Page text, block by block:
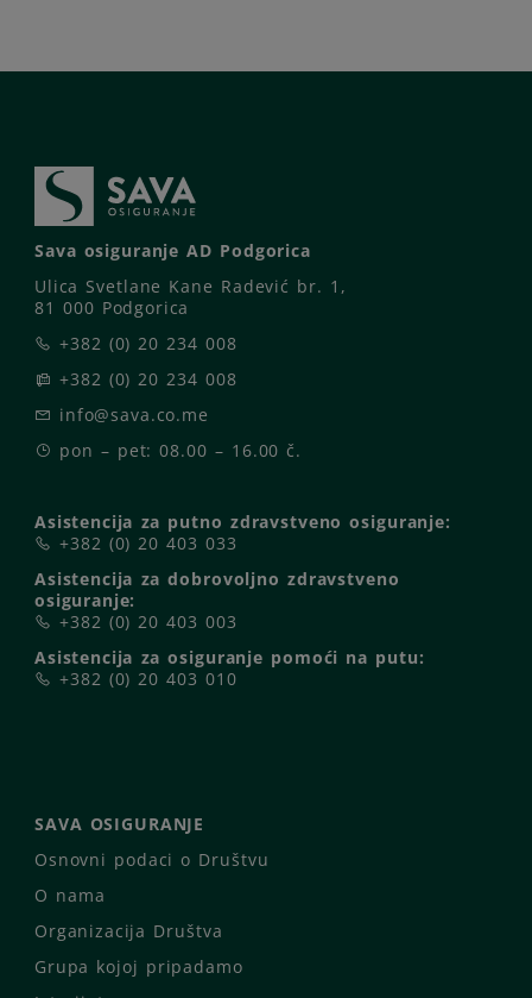
Sava osiguranje AD Podgorica
Ulica Svetlane Kane Radević br. 1,
81 000 Podgorica
+382 (0) 20 234 008
+382 (0) 20 234 008
info@sava.co.me
pon – pet: 08.00 – 16.00 č.
Asistencija za putno zdravstveno osiguranje:
+382 (0) 20 403 033
Asistencija za dobrovoljno zdravstveno
osiguranje:
+382 (0) 20 403 003
Asistencija za osiguranje pomoći na putu:
+382 (0) 20 403 010
SAVA OSIGURANJE
Osnovni podaci o Društvu
O nama
Organizacija Društva
Grupa kojoj pripadamo